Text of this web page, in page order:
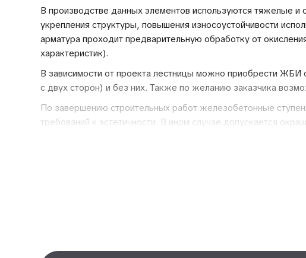
В производстве данных элементов используются тяжелые
укрепления структуры, повышения износоустойчивости
арматура проходит предварительную обработку от
характеристик).
В зависимости от проекта лестницы можно приобрести ЖБИ
с двух сторон) и без них. Также по желанию заказчика
По завершению строительных работ железобетонные
требований к эстетичности. В ином случае допускается
ПРЕИМУЩЕСТВА И
Ступени из бетона являются востребованным решением
износостойкость;